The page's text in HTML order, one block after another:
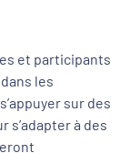
et participants
les
sur des
s’adapter à des